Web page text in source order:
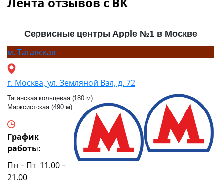
Сервисные центры Apple №1 в Москве
м. Таганская
г. Москва, ул. Земляной Вал, д. 72
Таганская кольцевая (180 м)
Марксистская (490 м)
График
работы:
Пн – Пт: 11.00 –
21.00